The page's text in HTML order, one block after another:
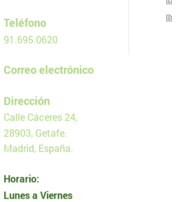
Teléfono
91.695.0620
Correo electrónico
Dirección
Calle Cáceres 24,
28903, Getafe.
Madrid, España.
Horario:
Lunes a Viernes